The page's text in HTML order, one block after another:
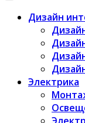
Дизайн
Электрика